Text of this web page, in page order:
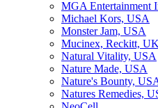
MGA Entertainment
Michael Kors, USA
Monster Jam, USA
Mucinex, Reckitt, UK
Natural Vitality, USA
Nature Made, USA
Nature's Bounty,
Natures Remedies,